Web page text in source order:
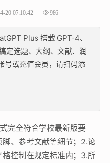
20 07:10:42 986
Plus 搭载 GPT-4、
定选题、大纲、文献、润
号或充值会员，请扫码添
完全符合学校最新版要
、参考文献等细节；2.论
控制在规定标准内；3.所